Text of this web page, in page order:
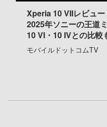
Xperia 10 VIIレビュー
2025年ソニーの王道
10 VI・10 IVとの比較
モバイルドットコムTV